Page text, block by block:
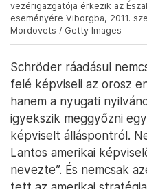
vezérigazgatója érkezik az
eseményére Viborgba, 2011.
Mordovets / Getty Images
Schröder ráadásul
felé képviseli az orosz
hanem a nyugati
igyekszik meggyőzni
képviselt álláspontról.
Lantos amerikai
nevezte”. És nemcsak